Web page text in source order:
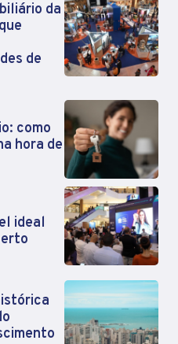
da
de
como
hora de
ideal